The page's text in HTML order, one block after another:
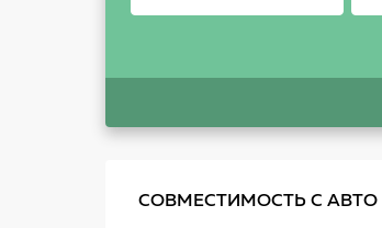
СОВМЕСТИМОСТЬ С АВТО